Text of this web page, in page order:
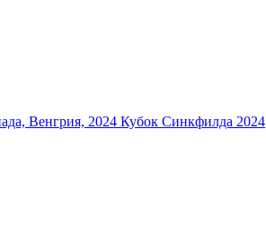
Венгрия, 2024 Кубок Синкфилда 2024